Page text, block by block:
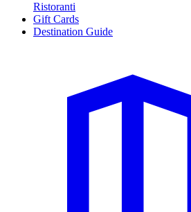
Ristoranti
Gift Cards
Destination Guide